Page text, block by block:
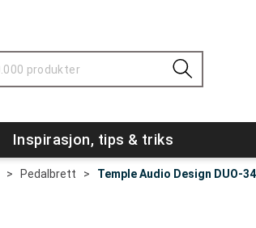
Inspirasjon, tips & triks
> Pedalbrett > Temple Audio Design DUO-